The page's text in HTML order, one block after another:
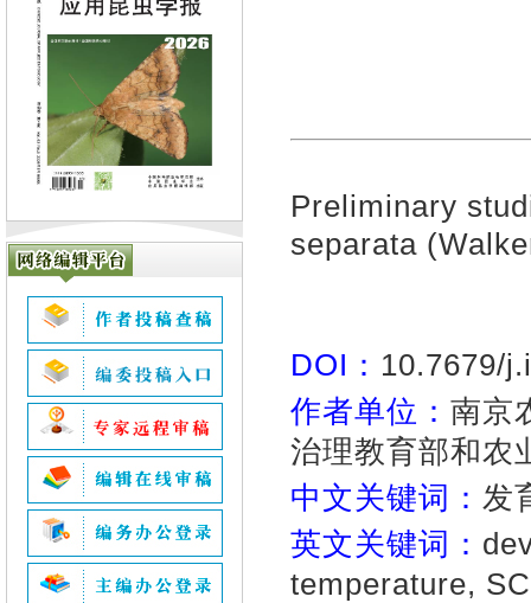
Preliminary
separata
DOI： 10.7679/
作者单位： 南京
治理教育部和农
中文关键词： 发
英文关键词：
temperature,